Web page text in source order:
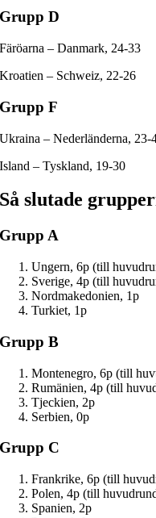
Grupp D
Färöarna – Danmark, 24-33
Kroatien – Schweiz, 22-26
Grupp F
Ukraina – Nederländerna, 23-
Island – Tyskland, 19-30
Så slutade
Grupp A
Ungern, 6p (till
Sverige, 4p (till
Nordmakedonien, 1p
Turkiet, 1p
Grupp B
Montenegro, 6p (till
Rumänien, 4p (till
Tjeckien, 2p
Serbien, 0p
Grupp C
Frankrike, 6p (till
Polen, 4p (till
Spanien, 2p